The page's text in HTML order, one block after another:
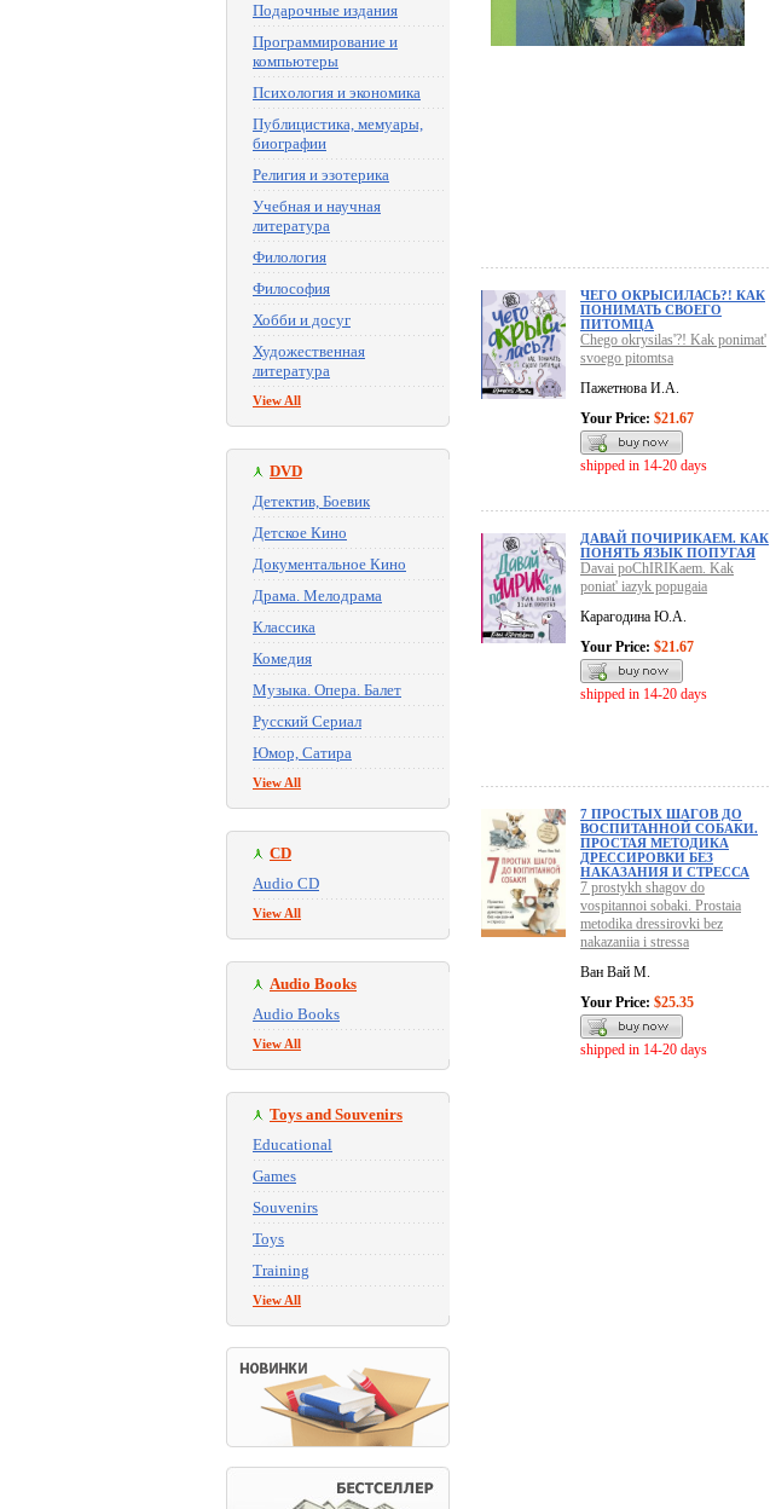
Подарочные издания
Программирование и
компьютеры
Психология и экономика
Публицистика, мемуары,
биографии
Религия и эзотерика
Учебная и научная
литература
Филология
Философия
Хобби и досуг
Художественная
литература
View All
DVD
Детектив, Боевик
Детское Кино
Документальное Кино
Драма. Мелодрама
Классика
Комедия
Музыка. Опера. Балет
Русский Сериал
Юмор, Сатира
View All
CD
Audio CD
View All
Audio Books
Audio Books
View All
Toys and Souvenirs
Educational
Games
Souvenirs
Toys
Training
View All
ЧЕГО ОКРЫСИЛАСЬ?! КАК
ПОНИМАТЬ СВОЕГО
ПИТОМЦА
Chego okrysilas'?! Kak ponimat'
svoego pitomtsa
Пажетнова И.А.
Your Price: $21.67
shipped in 14-20 days
ДАВАЙ ПОЧИРИКАЕМ. КАК
ПОНЯТЬ ЯЗЫК ПОПУГАЯ
Davai poChIRIKaem. Kak
poniat' iazyk popugaia
Карагодина Ю.А.
Your Price: $21.67
shipped in 14-20 days
7 ПРОСТЫХ ШАГОВ ДО
ВОСПИТАННОЙ СОБАКИ.
ПРОСТАЯ МЕТОДИКА
ДРЕССИРОВКИ БЕЗ
НАКАЗАНИЯ И СТРЕССА
7 prostykh shagov do
vospitannoi sobaki. Prostaia
metodika dressirovki bez
nakazaniia i stressa
Ван Вай М.
Your Price: $25.35
shipped in 14-20 days